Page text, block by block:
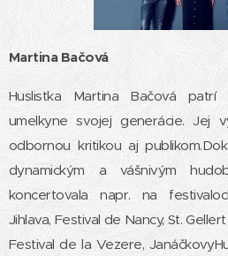
Martina Bačová
Huslistka Martina Bačová
umelkyne svojej generácie. Jej
odbornou kritikou aj
dynamickým a vášnivým
koncertovala napr. na
Jihlava, Festival de Nancy, St.
Festival de la Vezere,